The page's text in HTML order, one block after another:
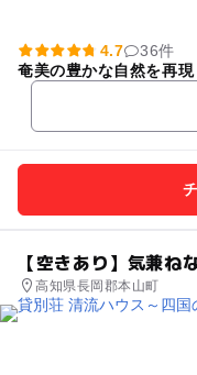
4.7
36件
奄美の豊かな自然を再
【空きあり】気兼ね
高知県長岡郡本山町